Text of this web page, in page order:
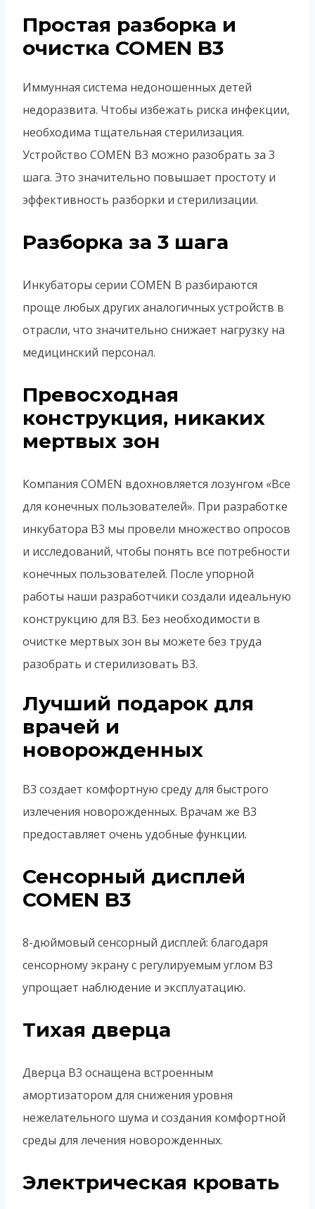
Простая разборка и
очистка COMEN B3
Иммунная система недоношенных детей
недоразвита. Чтобы избежать риска инфекции,
необходима тщательная стерилизация.
Устройство COMEN B3 можно разобрать за 3
шага. Это значительно повышает простоту и
эффективность разборки и стерилизации.
Разборка за 3 шага
Инкубаторы серии COMEN B разбираются
проще любых других аналогичных устройств в
отрасли, что значительно снижает нагрузку на
медицинский персонал.
Превосходная
конструкция, никаких
мертвых зон
Компания COMEN вдохновляется лозунгом «Все
для конечных пользователей». При разработке
инкубатора B3 мы провели множество опросов
и исследований, чтобы понять все потребности
конечных пользователей. После упорной
работы наши разработчики создали идеальную
конструкцию для B3. Без необходимости в
очистке мертвых зон вы можете без труда
разобрать и стерилизовать B3.
Лучший подарок для
врачей и
новорожденных
B3 создает комфортную среду для быстрого
излечения новорожденных. Врачам же B3
предоставляет очень удобные функции.
Сенсорный дисплей
COMEN B3
8-дюймовый сенсорный дисплей: благодаря
сенсорному экрану с регулируемым углом B3
упрощает наблюдение и эксплуатацию.
Тихая дверца
Дверца B3 оснащена встроенным
амортизатором для снижения уровня
нежелательного шума и создания комфортной
среды для лечения новорожденных.
Электрическая кровать